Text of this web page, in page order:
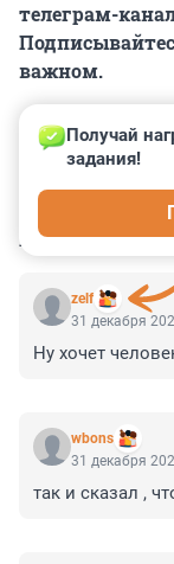
телеграм-
важном.
zelf
Получай
задания!
31 декабря
Ну хочет
wbons
31 декабря
так и сказал ,